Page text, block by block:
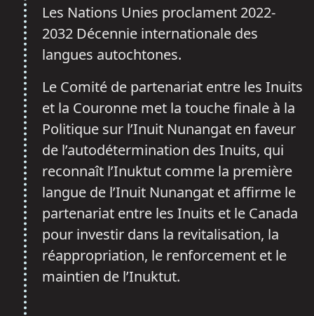
Les Nations Unies proclament 2022-
2032 Décennie internationale des
langues autochtones.
Le Comité de partenariat entre les Inuits
et la Couronne met la touche finale à la
Politique sur l’Inuit Nunangat en faveur
de l’autodétermination des Inuits, qui
reconnaît l’Inuktut comme la première
langue de l’Inuit Nunangat et affirme le
partenariat entre les Inuits et le Canada
pour investir dans la revitalisation, la
réappropriation, le renforcement et le
maintien de l’Inuktut.